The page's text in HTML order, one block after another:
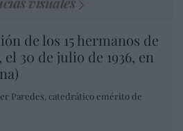
de los 15 hermanos de
30 de julio de 1936, en
Paredes, catedrático emérito de